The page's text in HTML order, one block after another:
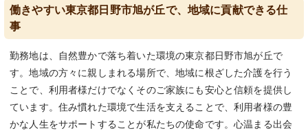
働きやすい東京都日野市旭が丘で、地域に貢献できる仕
事
勤務地は、自然豊かで落ち着いた環境の東京都日野市旭が丘で
す。地域の方々に親しまれる場所で、地域に根ざした介護を行う
ことで、利用者様だけでなくそのご家族にも安心と信頼を提供し
ています。住み慣れた環境で生活を支えることで、利用者様の豊
かな人生をサポートすることが私たちの使命です。心温まる出会